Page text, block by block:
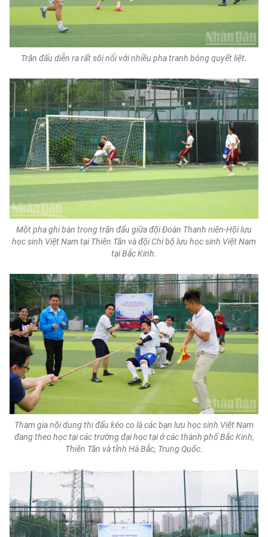
ENGLISH
中文
FRANÇAIS
РУССКИЙ
ESPAÑOL
한국어
Trận đấu diễn ra rất sôi nổi với nhiều pha tranh bóng quyết liệt.
Một pha ghi bàn trong trận đấu giữa đội Đoàn Thanh niên-Hội lưu
học sinh Việt Nam tại Thiên Tân và đội Chi bộ lưu học sinh Việt Nam
tại Bắc Kinh.
Tham gia nội dung thi đấu kéo co là các bạn lưu học sinh Việt Nam
đang theo học tại các trường đại học tại ở các thành phố Bắc Kinh,
Thiên Tân và tỉnh Hà Bắc, Trung Quốc.